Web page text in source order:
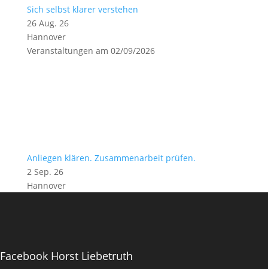
Sich selbst klarer verstehen
26 Aug. 26
Hannover
Veranstaltungen am 02/09/2026
Anliegen klären. Zusammenarbeit prüfen.
2 Sep. 26
Hannover
Facebook Horst Liebetruth